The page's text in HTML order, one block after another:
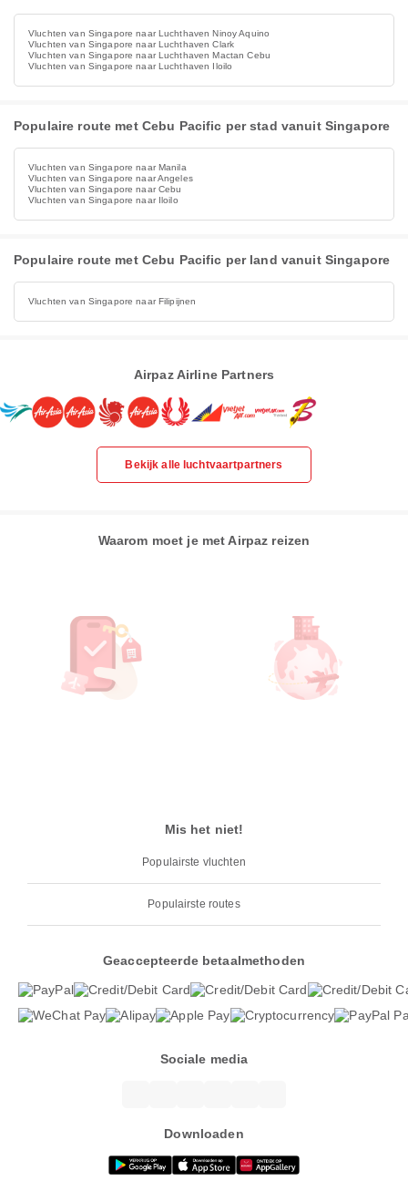
Vluchten van Singapore naar Luchthaven Ninoy Aquino
Vluchten van Singapore naar Luchthaven Clark
Vluchten van Singapore naar Luchthaven Mactan Cebu
Vluchten van Singapore naar Luchthaven Iloilo
Populaire route met Cebu Pacific per stad vanuit Singapore
Vluchten van Singapore naar Manila
Vluchten van Singapore naar Angeles
Vluchten van Singapore naar Cebu
Vluchten van Singapore naar Iloilo
Populaire route met Cebu Pacific per land vanuit Singapore
Vluchten van Singapore naar Filipijnen
Airpaz Airline Partners
Bekijk alle luchtvaartpartners
Waarom moet je met Airpaz reizen
Mis het niet!
Populairste vluchten
Populairste routes
Geaccepteerde betaalmethoden
Sociale media
Downloaden